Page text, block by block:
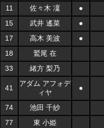
11
佐々木 凜 ●
15
武井 遙菜 ●
17
高木 美波 ●
18
鷲尾 在
33
緒方 梨乃
41
アダム アフォデ
ィヤ
●
74 池田 千紗
77
東 小姫